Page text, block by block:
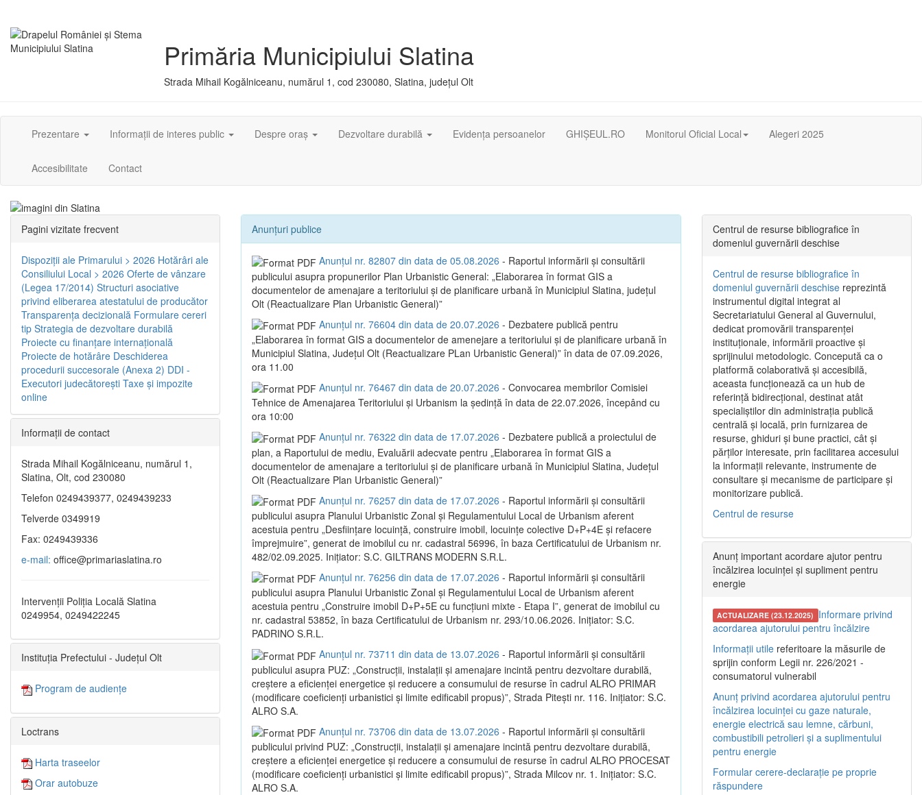
Primăria Municipiului Slatina
Strada Mihail Kogălniceanu, numărul 1, cod 230080, Slatina, județul Olt
Prezentare Informații de interes public Despre oraș Dezvoltare durabilă Evidența persoanelor GHIȘEUL.RO Monitorul Oficial Local Alegeri 2025
Accesibilitate Contact
Anunțuri publice
Anunțul nr. 82807 din data de 05.08.2026 - Raportul informării și consultării
publicului asupra propunerilor Plan Urbanistic General: „Elaborarea în format GIS a
documentelor de amenajare a teritoriului și de planificare urbană în Municipiul Slatina, județul
Olt (Reactualizare Plan Urbanistic General)”
Anunțul nr. 76604 din data de 20.07.2026 - Dezbatere publică pentru
„Elaborarea în format GIS a documentelor de amenejare a teritoriului și de planificare urbană în
Municipiul Slatina, Județul Olt (Reactualizare PLan Urbanistic General)” în data de 07.09.2026,
ora 11.00
Anunțul nr. 76467 din data de 20.07.2026 - Convocarea membrilor Comisiei
Tehnice de Amenajarea Teritoriului și Urbanism la ședință în data de 22.07.2026, începând cu
ora 10:00
Anunțul nr. 76322 din data de 17.07.2026 - Dezbatere publică a proiectului de
plan, a Raportului de mediu, Evaluării adecvate pentru „Elaborarea în format GIS a
documentelor de amenajare a teritoriului și de planificare urbană în Municipiul Slatina, Județul
Olt (Reactualizare Plan Urbanistic General)”
Anunțul nr. 76257 din data de 17.07.2026 - Raportul informării și consultării
publicului asupra Planului Urbanistic Zonal și Regulamentului Local de Urbanism aferent
acestuia pentru „Desființare locuință, construire imobil, locuințe colective D+P+4E și refacere
împrejmuire”, generat de imobilul cu nr. cadastral 56996, în baza Certificatului de Urbanism nr.
482/02.09.2025. Inițiator: S.C. GILTRANS MODERN S.R.L.
Anunțul nr. 76256 din data de 17.07.2026 - Raportul informării și consultării
publicului asupra Planului Urbanistic Zonal și Regulamentului Local de Urbanism aferent
acestuia pentru „Construire imobil D+P+5E cu funcțiuni mixte - Etapa I”, generat de imobilul cu
nr. cadastral 53852, în baza Certificatului de Urbanism nr. 293/10.06.2026. Inițiator: S.C.
PADRINO S.R.L.
Anunțul nr. 73711 din data de 13.07.2026 - Raportul informării și consultării
publicului asupra PUZ: „Construcții, instalații și amenajare incintă pentru dezvoltare durabilă,
creștere a eficienței energetice și reducere a consumului de resurse în cadrul ALRO PRIMAR
(modificare coeficienți urbanistici și limite edificabil propus)”, Strada Pitești nr. 116. Inițiator: S.C.
ALRO S.A.
Anunțul nr. 73706 din data de 13.07.2026 - Raportul informării și consultării
publicului privind PUZ: „Construcții, instalații și amenajare incintă pentru dezvoltare durabilă,
creștere a eficienței energetice și reducere a consumului de resurse în cadrul ALRO PROCESAT
(modificare coeficienți urbanistici și limite edificabil propus)”, Strada Milcov nr. 1. Inițiator: S.C.
ALRO S.A.
Pagini vizitate frecvent
Dispoziţii ale Primarului > 2026 Hotărâri ale
Consiliului Local > 2026 Oferte de vânzare
(Legea 17/2014) Structuri asociative
privind eliberarea atestatului de producător
Transparenţa decizională Formulare cereri
tip Strategia de dezvoltare durabilă
Proiecte cu finanţare internaţională
Proiecte de hotărâre Deschiderea
procedurii succesorale (Anexa 2) DDI -
Executori judecătorești Taxe şi impozite
online
Informaţii de contact
Strada Mihail Kogălniceanu, numărul 1,
Slatina, Olt, cod 230080
Telefon 0249439377, 0249439233
Telverde 0349919
Fax: 0249439336
e-mail: office@primariaslatina.ro
Intervenții Poliția Locală Slatina
0249954, 0249422245
Instituția Prefectului - Județul Olt
Program de audiențe
Loctrans
Harta traseelor
Orar autobuze
Centrul de resurse bibliografice în
domeniul guvernării deschise
Centrul de resurse bibliografice în
domeniul guvernării deschise reprezintă
instrumentul digital integrat al
Secretariatului General al Guvernului,
dedicat promovării transparenței
instituționale, informării proactive și
sprijinului metodologic. Concepută ca o
platformă colaborativă și accesibilă,
aceasta funcționează ca un hub de
referință bidirecțional, destinat atât
specialiștilor din administrația publică
centrală și locală, prin furnizarea de
resurse, ghiduri și bune practici, cât și
părților interesate, prin facilitarea accesului
la informații relevante, instrumente de
consultare și mecanisme de participare și
monitorizare publică.
Centrul de resurse
Anunț important acordare ajutor pentru
încălzirea locuinței și supliment pentru
energie
ACTUALIZARE (23.12.2025) Informare privind
acordarea ajutorului pentru încălzire
Informații utile referitoare la măsurile de
sprijin conform Legii nr. 226/2021 -
consumatorul vulnerabil
Anunț privind acordarea ajutorului pentru
încălzirea locuinței cu gaze naturale,
energie electrică sau lemne, cărbuni,
combustibili petrolieri și a suplimentului
pentru energie
Formular cerere-declarație pe proprie
răspundere